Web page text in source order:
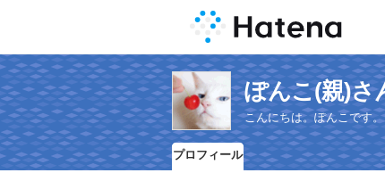
ぽんこ(親)さ
こんにちは。ぽんこです。
プロフィール